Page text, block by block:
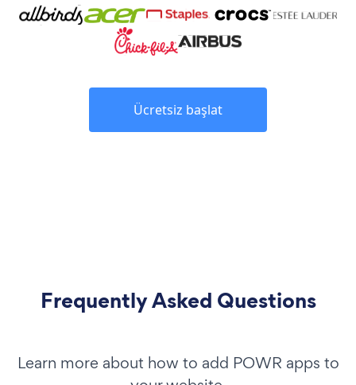
Ücretsiz başlat
Frequently Asked Questions
Learn more about how to add POWR apps to